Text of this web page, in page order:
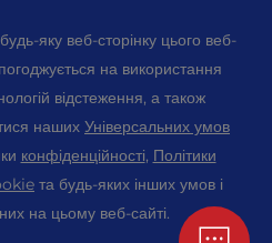
сайтів
даних
Анджелесі
(ADA)
яку веб-сторінку цього веб-
на використання
відстеження, а також
наших Універсальних умов
конфіденційності, Політики
та будь-яких інших умов і
на цьому веб-сайті.